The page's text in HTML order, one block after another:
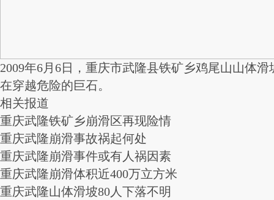
2009年6月6日，重庆市武隆县铁矿乡鸡尾山山体
在穿越危险的巨石。
相关报道
重庆武隆铁矿乡崩滑区再现险情
重庆武隆崩滑事故祸起何处
重庆武隆崩滑事件或有人祸因素
重庆武隆崩滑体积近400万立方米
重庆武隆山体滑坡80人下落不明